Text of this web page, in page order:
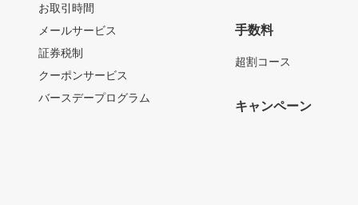
お取引時間
メールサービス
証券税制
クーポンサービス
バースデープログラム
手数料
超割コース
キャンペーン